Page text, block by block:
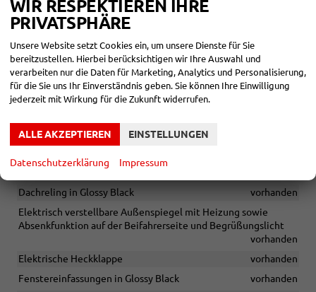
Parksensoren vorne und hinten
Progressive Lenkung
Regen- und Lichtsensor
vorhanden
Front Cross Traffic Assist
vorhanden
3D LED-Rückleuchten mit Zeremonielicht und dynamischem
Außenspiegel in Dark Aluminium lackiert
Dachreling in Glossy Black
vorhanden
Elektrisch verstellbare Außenspiegel mit Heizung sowie
Absenkfunktion auf der Beifahrerseite und Begrüßungslicht
vorhanden
Elektrische Heckklappe
vorhanden
Fenstereinfassungen in Glossy Black
vorhanden
WIR RESPEKTIEREN IHRE
PRIVATSPHÄRE
Unsere Website setzt Cookies ein, um unsere Dienste für Sie
bereitzustellen. Hierbei berücksichtigen wir Ihre Auswahl und
verarbeiten nur die Daten für Marketing, Analytics und Personalisierung,
für die Sie uns Ihr Einverständnis geben. Sie können Ihre Einwilligung
jederzeit mit Wirkung für die Zukunft widerrufen.
ALLE AKZEPTIEREN EINSTELLUNGEN
Datenschutzerklärung Impressum